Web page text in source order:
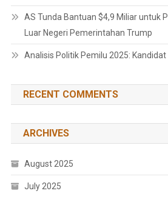
AS Tunda Bantuan $4,9 Miliar untuk
Luar Negeri Pemerintahan Trump
Analisis Politik Pemilu 2025:
RECENT COMMENTS
ARCHIVES
August 2025
July 2025